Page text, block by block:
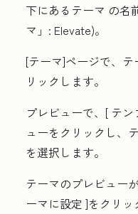
下にあるテーマ の名
マ」: Elevate)。
[テーマ]ページで、
リックします。
プレビューで、[ テン
ューをクリックし、
を選択します。
テーマのプレビュー
ーマに設定 ]をクリッ